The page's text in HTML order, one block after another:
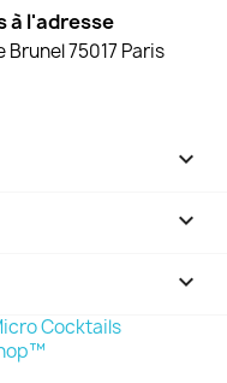
à l'adresse
Brunel 75017 Paris


keyboard_arrow_down
Cocktails